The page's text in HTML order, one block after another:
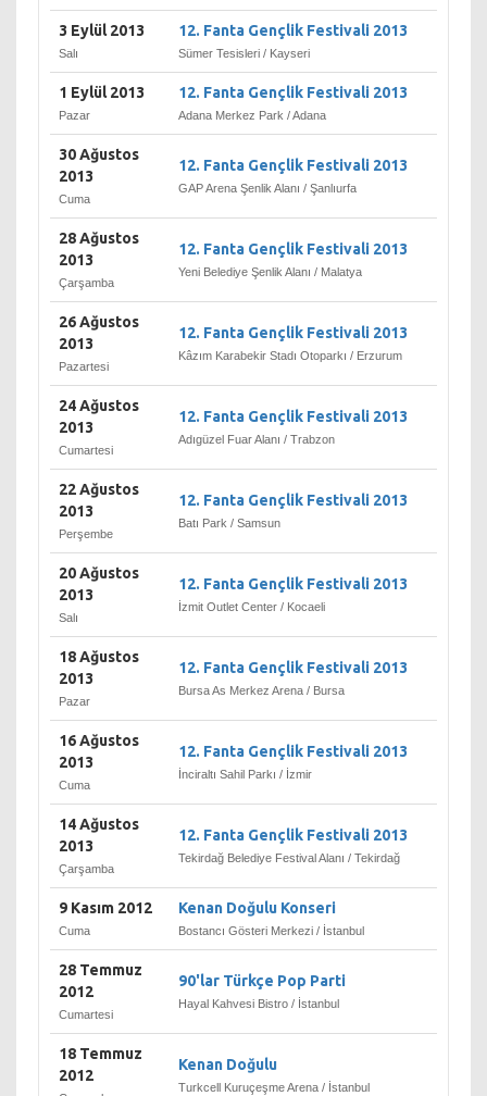
3 Eylül 2013
Salı
12. Fanta Gençlik Festivali 2013
Sümer Tesisleri / Kayseri
1 Eylül 2013
Pazar
12. Fanta Gençlik Festivali 2013
Adana Merkez Park / Adana
30 Ağustos
2013
Cuma
12. Fanta Gençlik Festivali 2013
GAP Arena Şenlik Alanı / Şanlıurfa
28 Ağustos
2013
Çarşamba
12. Fanta Gençlik Festivali 2013
Yeni Belediye Şenlik Alanı / Malatya
26 Ağustos
2013
Pazartesi
12. Fanta Gençlik Festivali 2013
Kâzım Karabekir Stadı Otoparkı / Erzurum
24 Ağustos
2013
Cumartesi
12. Fanta Gençlik Festivali 2013
Adıgüzel Fuar Alanı / Trabzon
22 Ağustos
2013
Perşembe
12. Fanta Gençlik Festivali 2013
Batı Park / Samsun
20 Ağustos
2013
Salı
12. Fanta Gençlik Festivali 2013
İzmit Outlet Center / Kocaeli
18 Ağustos
2013
Pazar
12. Fanta Gençlik Festivali 2013
Bursa As Merkez Arena / Bursa
16 Ağustos
2013
Cuma
12. Fanta Gençlik Festivali 2013
İnciraltı Sahil Parkı / İzmir
14 Ağustos
2013
Çarşamba
12. Fanta Gençlik Festivali 2013
Tekirdağ Belediye Festival Alanı / Tekirdağ
9 Kasım 2012
Cuma
Kenan Doğulu Konseri
Bostancı Gösteri Merkezi / İstanbul
28 Temmuz
2012
Cumartesi
90'lar Türkçe Pop Parti
Hayal Kahvesi Bistro / İstanbul
18 Temmuz
2012
Kenan Doğulu
Turkcell Kuruçeşme Arena / İstanbul